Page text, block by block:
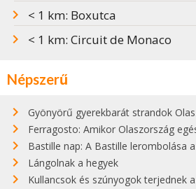
< 1 km: Boxutca
< 1 km: Circuit de Monaco
Népszerű
Gyönyörű gyerekbarát strandok Olaszországban
Ferragosto: Amikor Olaszország
Bastille nap: A Bastille lerombolása az
Lángolnak a hegyek
Kullancsok és szúnyogok terjednek